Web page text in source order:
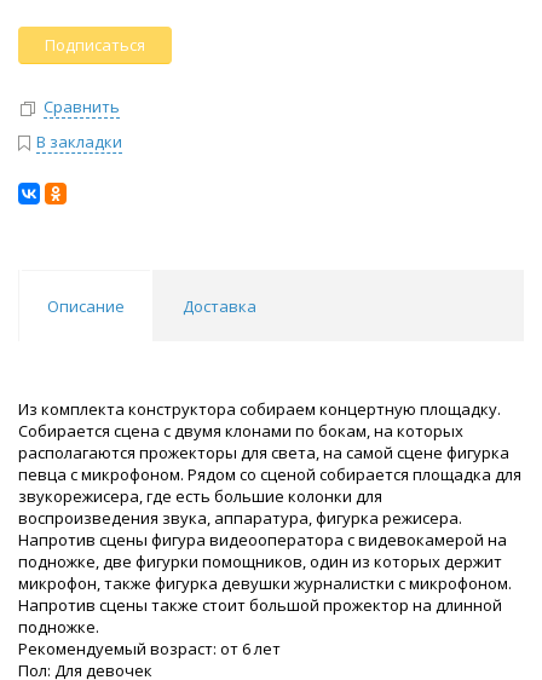
Подписаться
Сравнить
В закладки
Описание Доставка
Из комплекта конструктора собираем концертную площадку.
Собирается сцена с двумя клонами по бокам, на которых
располагаются прожекторы для света, на самой сцене фигурка
певца с микрофоном. Рядом со сценой собирается площадка для
звукорежисера, где есть большие колонки для
воспроизведения звука, аппаратура, фигурка режисера.
Напротив сцены фигура видеооператора с видевокамерой на
подножке, две фигурки помощников, один из которых держит
микрофон, также фигурка девушки журналистки с микрофоном.
Напротив сцены также стоит большой прожектор на длинной
подножке.
Рекомендуемый возраст: от 6 лет
Пол: Для девочек